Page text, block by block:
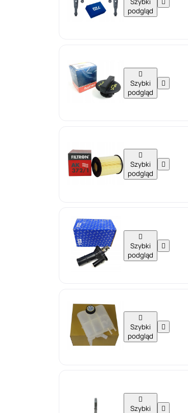
podgląd

Szybki
podgląd


Szybki
podgląd


Szybki
podgląd


Szybki
podgląd


Szybki
